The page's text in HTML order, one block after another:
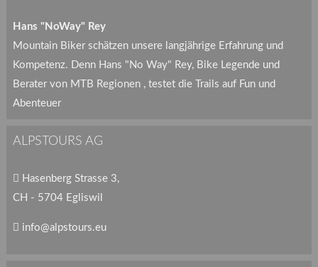
Hans "NoWay" Rey
Mountain Biker schätzen unsere langjährige Erfahrung und
Kompetenz. Denn Hans "No Way" Rey, Bike Legende und
Berater von MTB Regionen , testet die Trails auf Fun und
Abenteuer
ALPSTOURS AG
Hasenberg Strasse 3,
CH - 5704 Egliswil
info@alpstours.eu